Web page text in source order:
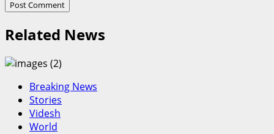
Related News
Breaking News
Stories
Videsh
World